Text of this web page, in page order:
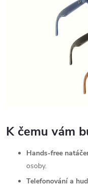
K čemu vám
Hands-free
osoby.
Telefonování a